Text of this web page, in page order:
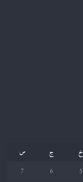
خ ج
س
5
6
7